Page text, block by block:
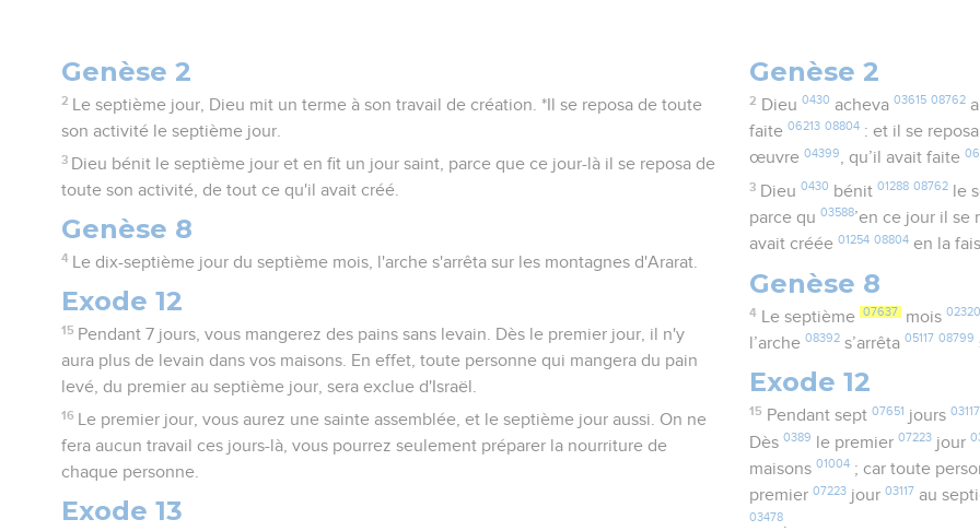
Genèse 2
2
Le septième jour, Dieu mit un terme à son travail de création. *Il se reposa de toute
son activité le septième jour.
3 Dieu bénit le septième jour et en fit un jour saint, parce que ce jour-là il se reposa de
toute son activité, de tout ce qu'il avait créé.
Genèse 8
4 Le dix-septième jour du septième mois, l'arche s'arrêta sur les montagnes d'Ararat.
Exode 12
15 Pendant 7 jours, vous mangerez des pains sans levain. Dès le premier jour, il n'y
aura plus de levain dans vos maisons. En effet, toute personne qui mangera du pain
levé, du premier au septième jour, sera exclue d'Israël.
16
Le premier jour, vous aurez une sainte assemblée, et le septième jour aussi. On ne
fera aucun travail ces jours-là, vous pourrez seulement préparer la nourriture de
chaque personne.
Exode 13
Genèse 2
2 Dieu 0430 acheva 03615 08762
faite06213 08804 : et il se
œuvre04399, qu’il avait faite
3 Dieu 0430 bénit 01288 08762le
parce qu03588’en ce jour il se
avait créée01254 08804 en la
Genèse 8
4 Le septième 07637 mois 02320
l’arche08392 s’arrêta05117 08799
Exode 12
15 Pendant sept 07651 jours 03117
Dès0389 le premier07223 jour
maisons01004 ; car toute
premier07223 jour03117 au
03478